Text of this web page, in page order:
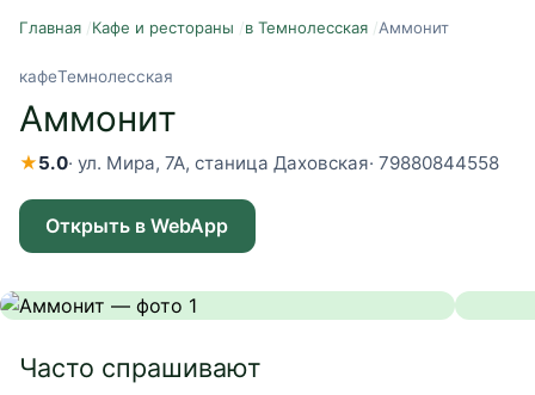
Главная /Кафе и рестораны /в Темнолесская /Аммонит
кафеТемнолесская
Аммонит
★5.0· ул. Мира, 7А, станица Даховская· 79880844558
Открыть в WebApp
Часто спрашивают